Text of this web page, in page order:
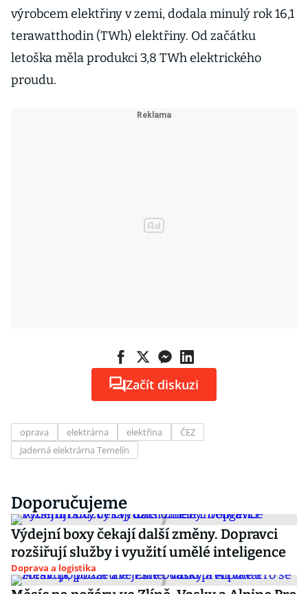
výrobcem elektřiny v zemi, dodala minulý rok 16,1
terawatthodin (TWh) elektřiny. Od začátku
letoška měla produkci 3,8 TWh elektrického
proudu.
Začít diskuzi
oprava elektrárna elektřina
ČEZ
Jaderná elektrárna Temelín
Doporučujeme
Výdejní boxy čekají další změny. Dopravci
rozšiřují služby i využití umělé inteligence
Doprava a logistika